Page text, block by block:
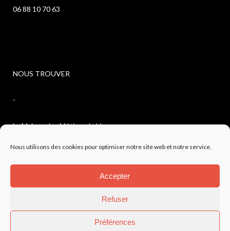
Nous utilisons des cookies pour optimiser notre site web et notre service.
Accepter
Refuser
Préférences
06 88 10 70 63
NOUS TROUVER
-
La Maison des Métiers du Livre
4, avenue de l’observatoire